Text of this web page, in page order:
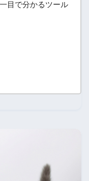
目で分かるツール